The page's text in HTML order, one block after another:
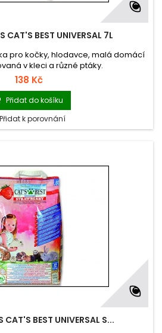
CAT'S BEST UNIVERSAL 7L
pro kočky, hlodavce, malá domácí
v kleci a různé ptáky.
138 Kč
Přidat do košíku
Přidat k porovnání
CAT'S BEST UNIVERSAL S...